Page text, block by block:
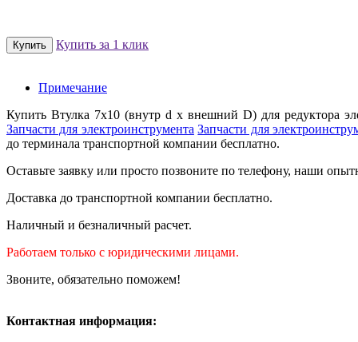
Купить за 1 клик
Примечание
Купить Втулка 7х10 (внутр d х внешний D) для редуктора
Запчасти для электроинструмента Запчасти для
до терминала транспортной компании бесплатно.
Оставьте заявку или просто позвоните по телефону, наши
Доставка до транспортной компании бесплатно.
Наличный и безналичный расчет.
Работаем только с юридическими лицами.
Звоните, обязательно поможем!
Контактная информация: